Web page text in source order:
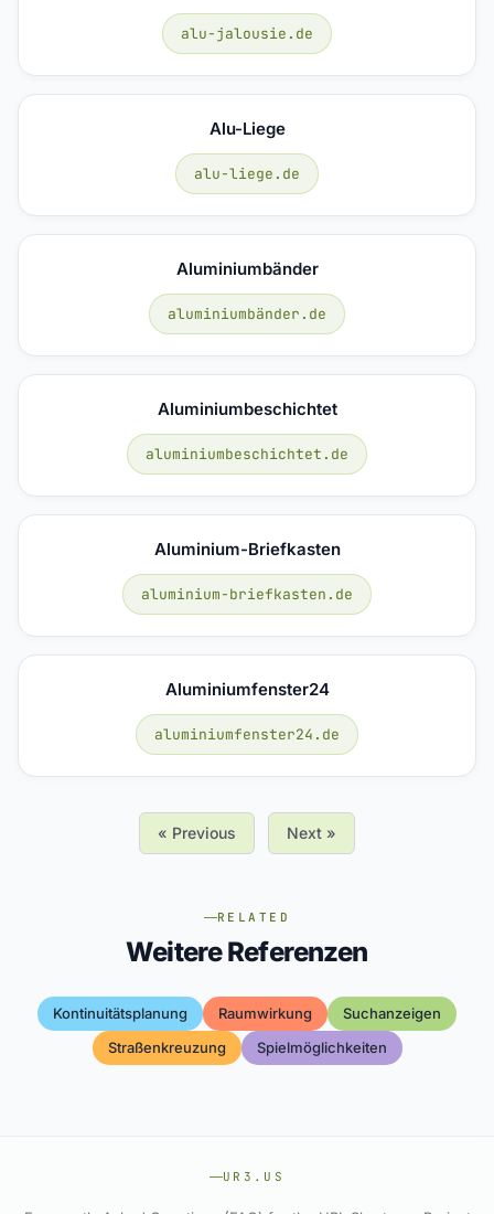
alu-jalousie.de
Alu-Liege
alu-liege.de
Aluminiumbänder
aluminiumbänder.de
Aluminiumbeschichtet
aluminiumbeschichtet.de
Aluminium-Briefkasten
aluminium-briefkasten.de
Aluminiumfenster24
aluminiumfenster24.de
« Previous Next »
RELATED
Weitere Referenzen
Kontinuitätsplanung Raumwirkung
Suchanzeigen
Straßenkreuzung
Spielmöglichkeiten
UR3.US